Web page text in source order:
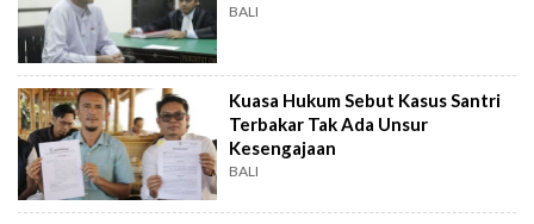
BALI
Kuasa Hukum Sebut Kasus Santri
Terbakar Tak Ada Unsur
Kesengajaan
BALI